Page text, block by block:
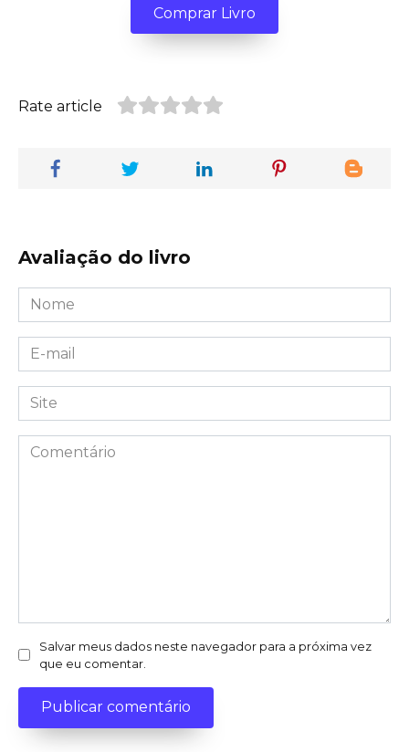
Comprar Livro
Rate article
Avaliação do livro
Nome
*
E-
mail
*Site
Comentário
Salvar meus dados neste navegador para a próxima vez
que eu comentar.